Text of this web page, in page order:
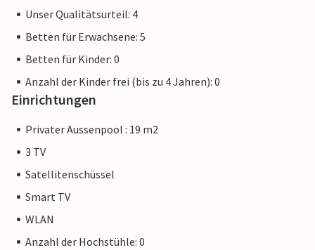
Unser Qualitätsurteil: 4
Betten für Erwachsene: 5
Betten für Kinder: 0
Anzahl der Kinder frei (bis zu 4 Jahren): 0
Einrichtungen
Privater Aussenpool : 19 m2
3 TV
Satellitenschüssel
Smart TV
WLAN
Anzahl der Hochstühle: 0